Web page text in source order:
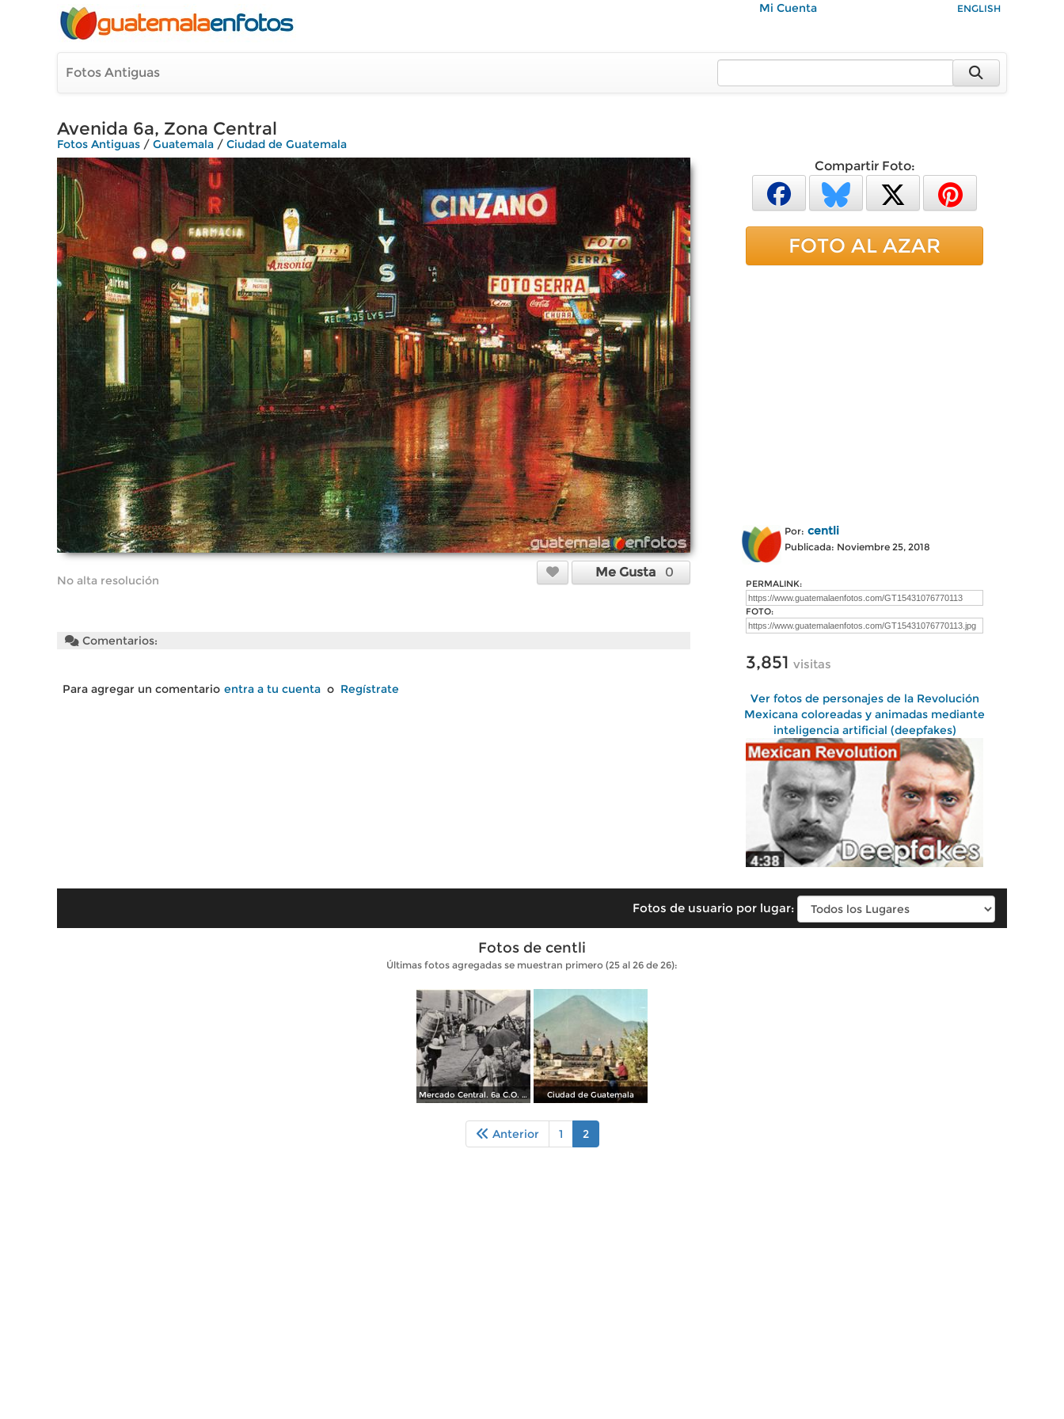
Mi Cuenta ENGLISH
Fotos Antiguas
Avenida 6a, Zona Central
Fotos Antiguas / Guatemala / Ciudad de Guatemala
No alta resolución
Me Gusta 0
Comentarios:
Para agregar un comentario entra a tu cuenta o Regístrate
Compartir Foto:
FOTO AL AZAR
Por: centli
Publicada: Noviembre 25, 2018
PERMALINK:
FOTO:
3,851 visitas
Ver fotos de personajes de la Revolución
Mexicana coloreadas y animadas mediante
inteligencia artificial (deepfakes)
Fotos de usuario por lugar:
Fotos de centli
Últimas fotos agregadas se muestran primero (25 al 26 de 26):
Mercado Central. 6a C.O. y 8a Avenida Sur Ciudad de Guatemala
Anterior 1 2